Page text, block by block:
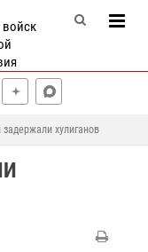
хулиганов